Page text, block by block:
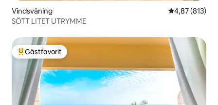
Vindsvåning 4,87 av 5 i
4,87 (813)
SÖTT LITET UTRYMME
Populär gästfavorit
Gästfavorit